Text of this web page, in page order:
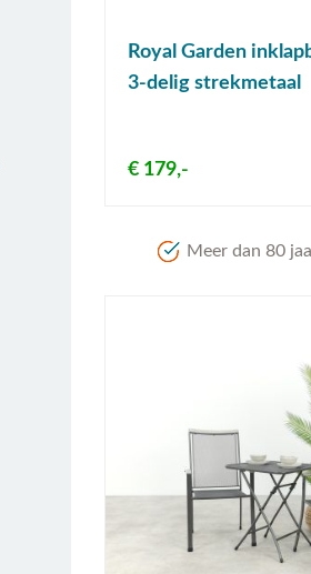
Royal Garden
3-delig strekmetaal
€ 179,-
Meer dan 80